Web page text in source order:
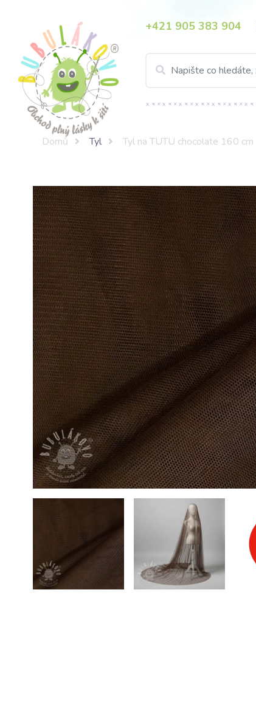
+421 905 383 904
Domů Tyl Tyl na TUTU chocolate 160 cm